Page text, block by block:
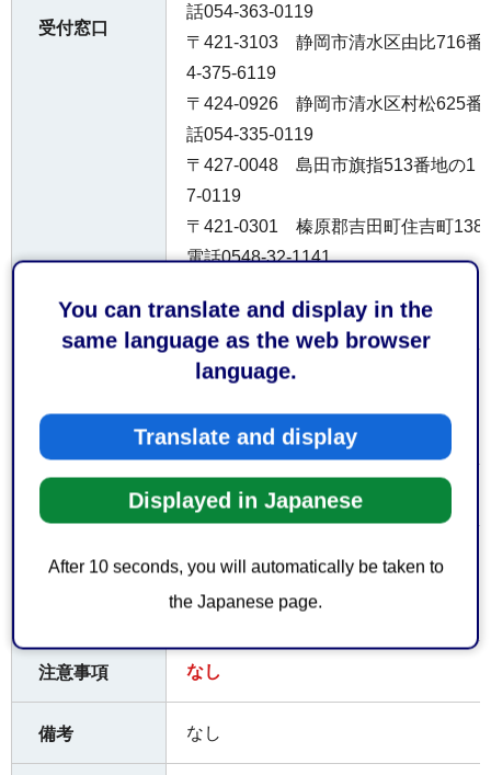
You can translate and display in the
same language as the web browser
language.
Translate and display
Displayed in Japanese
After 10 seconds, you will automatically be taken to
the Japanese page.
受付窓口
話054-363-0119
〒421-3103 静岡市清水区由比716
4-375-6119
〒424-0926 静岡市清水区村松625
話054-335-0119
〒427-0048 島田市旗指513番地の
7-0119
〒421-0301 榛原郡吉田町住吉町
電話0548-32-1141
-53-0119
なし
参考となる
火災予防に関する申請・届出
注意事項 なし
備考 なし